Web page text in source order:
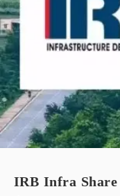
IRB Infra